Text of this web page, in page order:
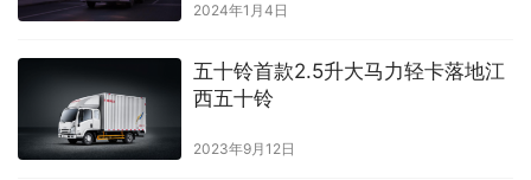
2024年1月4日
五十铃首款2.5升大马力轻卡落地江
西五十铃
2023年9月12日